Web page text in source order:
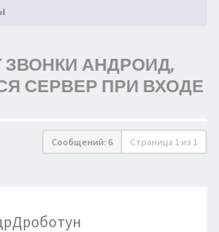
ЗВОНКИ АНДРОИД,
СЕРВЕР ПРИ ВХОДЕ
Сообщений: 6 Страница 1 из 1